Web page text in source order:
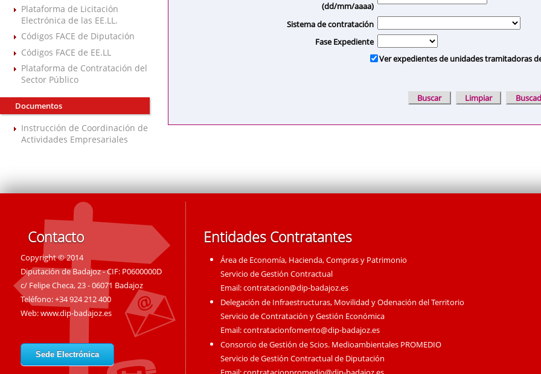
Plataforma de Licitación
Electrónica de las EE.LL.
Códigos FACE de Diputación
Códigos FACE de EE.LL
Plataforma de Contratación del
Sector Público
Documentos
Instrucción de Coordinación de
Actividades Empresariales
(dd/mm/aaaa)
Sistema de contratación
Fase Expediente
Ver expedientes de unidades tramitadoras
Contacto
Copyright © 2014
Diputación de Badajoz - CIF: P0600000D
c/ Felipe Checa, 23 - 06071 Badajoz
Teléfono: +34 924 212 400
Web:www.dip-badajoz.es
Sede Electrónica
Entidades Contratantes
Área de Economía, Hacienda, Compras y Patrimonio
Servicio de Gestión Contractual
Email:contratacion@dip-badajoz.es
Delegación de Infraestructuras, Movilidad y Odenación del Territorio
Servicio de Contratación y Gestión Económica
Email:contratacionfomento@dip-badajoz.es
Consorcio de Gestión de Scios. Medioambientales PROMEDIO
Servicio de Gestión Contractual de Diputación